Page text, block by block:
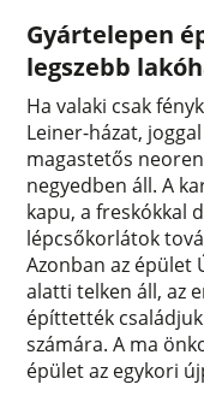
Gyártelepen
legszebb
Ha valaki csak
Leiner-házat,
magastetős
negyedben áll. A
kapu, a freskókkal
lépcsőkorlátok
Azonban az épület
alatti telken áll, az
építtették
számára. A ma
épület az egykori